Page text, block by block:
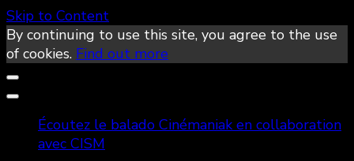
Skip to Content
By continuing to use this site, you agree to the use
of cookies. Find out more
Écoutez le balado Cinémaniak en collaboration
avec CISM